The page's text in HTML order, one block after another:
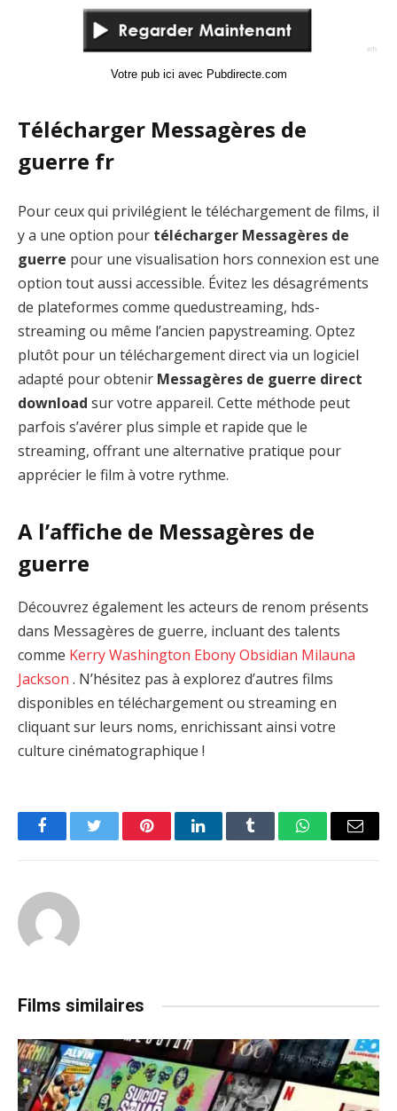
Votre pub ici avec Pubdirecte.com
Télécharger Messagères de
guerre fr
Pour ceux qui privilégient le téléchargement de films, il
y a une option pour télécharger Messagères de
guerre pour une visualisation hors connexion est une
option tout aussi accessible. Évitez les désagréments
de plateformes comme quedustreaming, hds-
streaming ou même l’ancien papystreaming. Optez
plutôt pour un téléchargement direct via un logiciel
adapté pour obtenir Messagères de guerre direct
download sur votre appareil. Cette méthode peut
parfois s’avérer plus simple et rapide que le
streaming, offrant une alternative pratique pour
apprécier le film à votre rythme.
A l’affiche de Messagères de
guerre
Découvrez également les acteurs de renom présents
dans Messagères de guerre, incluant des talents
comme Kerry Washington Ebony Obsidian Milauna
Jackson . N’hésitez pas à explorez d’autres films
disponibles en téléchargement ou streaming en
cliquant sur leurs noms, enrichissant ainsi votre
culture cinématographique !
FacebookTwitter PinterestLinkedInTumblr WhatsAppEmail
Films similaires